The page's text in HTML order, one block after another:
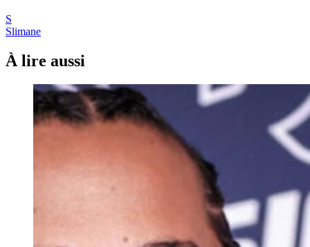
S
Slimane
À lire aussi